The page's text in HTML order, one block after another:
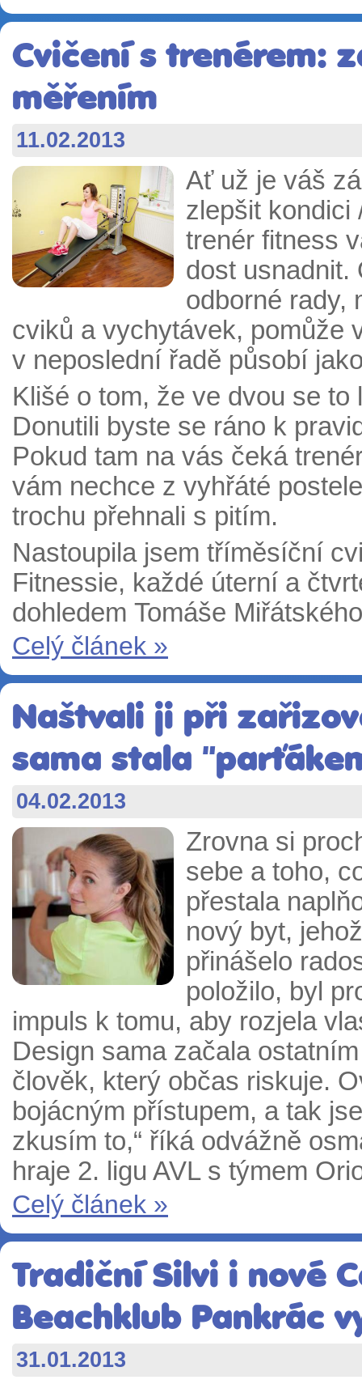
Cvičení s trenérem:
měřením
11.02.2013
Ať už je váš
zlepšit kondici
trenér fitness
dost usnadnit.
odborné rady,
cviků a vychytávek, pomůže
v neposlední řadě působí
Klišé o tom, že ve dvou se
Donutili byste se ráno k
Pokud tam na vás čeká
vám nechce z vyhřáté
trochu přehnali s pitím.
Nastoupila jsem tříměsíční
Fitnessie, každé úterní a
dohledem Tomáše
Celý článek »
Naštvali ji při
sama stala
04.02.2013
Zrovna si
sebe a toho,
přestala
nový byt,
přinášelo
položilo, byl
impuls k tomu, aby rozjela
Design sama začala
člověk, který občas riskuje.
bojácným přístupem, a tak
zkusím to,“ říká odvážně
hraje 2. ligu AVL s týmem
Celý článek »
Tradiční Silvi i nové
Beachklub Pankrác
31.01.2013